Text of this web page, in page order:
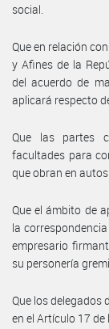
social.
Que en relación
y Afines de la
del acuerdo de
aplicará respecto
Que las partes
facultades para
que obran en
Que el ámbito de
la
empresario
su personería
Que los delegados
en el Artículo 17 de